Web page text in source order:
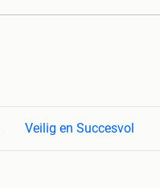
Veilig en Succesvol